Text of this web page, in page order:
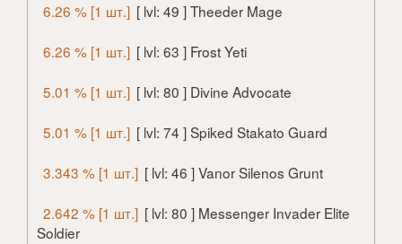
6.26 % [1 шт.] [ lvl: 49 ] Theeder Mage
6.26 % [1 шт.] [ lvl: 63 ] Frost Yeti
5.01 % [1 шт.] [ lvl: 80 ] Divine Advocate
5.01 % [1 шт.] [ lvl: 74 ] Spiked Stakato Guard
3.343 % [1 шт.] [ lvl: 46 ] Vanor Silenos Grunt
2.642 % [1 шт.] [ lvl: 80 ] Messenger Invader Elite
Soldier